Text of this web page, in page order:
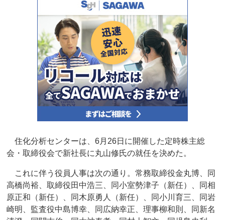
住化分析センターは、6月26日に開催した定時株主総
会・取締役会で新社長に丸山修氏の就任を決めた。
これに伴う役員人事は次の通り。常務取締役金丸博、同
高橋尚裕、取締役田中浩三、同小室勢津子（新任）、同相
原正和（新任）、同木原勇人（新任）、同小川育三、同岩
崎明、監査役中島博幸、同広納幸正、理事柳和則、同新名